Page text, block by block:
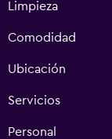
Limpieza
Comodidad
Ubicación
Servicios
Personal